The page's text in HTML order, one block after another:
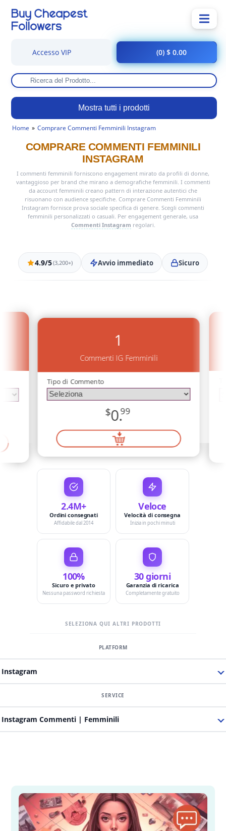
Mostra tutti i prodotti
Accesso VIP (0) $ 0.00
Home Comprare Commenti Femminili Instagram
COMPRARE COMMENTI FEMMINILI
INSTAGRAM
I commenti femminili forniscono engagement mirato da profili di donne,
vantaggioso per brand che mirano a demografiche femminili. I commenti
da account femminili creano pattern di interazione autentici che
risuonano con audience specifiche. Comprare Commenti Femminili
Instagram fornisce prova sociale specifica di genere. Scegli commenti
femminili personalizzati o casuali. Per engagement generale, usa
Commenti Instagram regolari.
4.9/5(3,200+) Avvio immediato Sicuro
1
Commenti IG Femminili
Tipo di Commento
$0.99
2.4M+
Ordini consegnati
Affidabile dal 2014
Veloce
Velocità di consegna
Inizia in pochi minuti
100%
Sicuro e privato
Nessuna password richiesta
30 giorni
Garanzia di ricarica
Completamente gratuito
SELEZIONA QUI ALTRI PRODOTTI
Instagram
Instagram Commenti | Femminili